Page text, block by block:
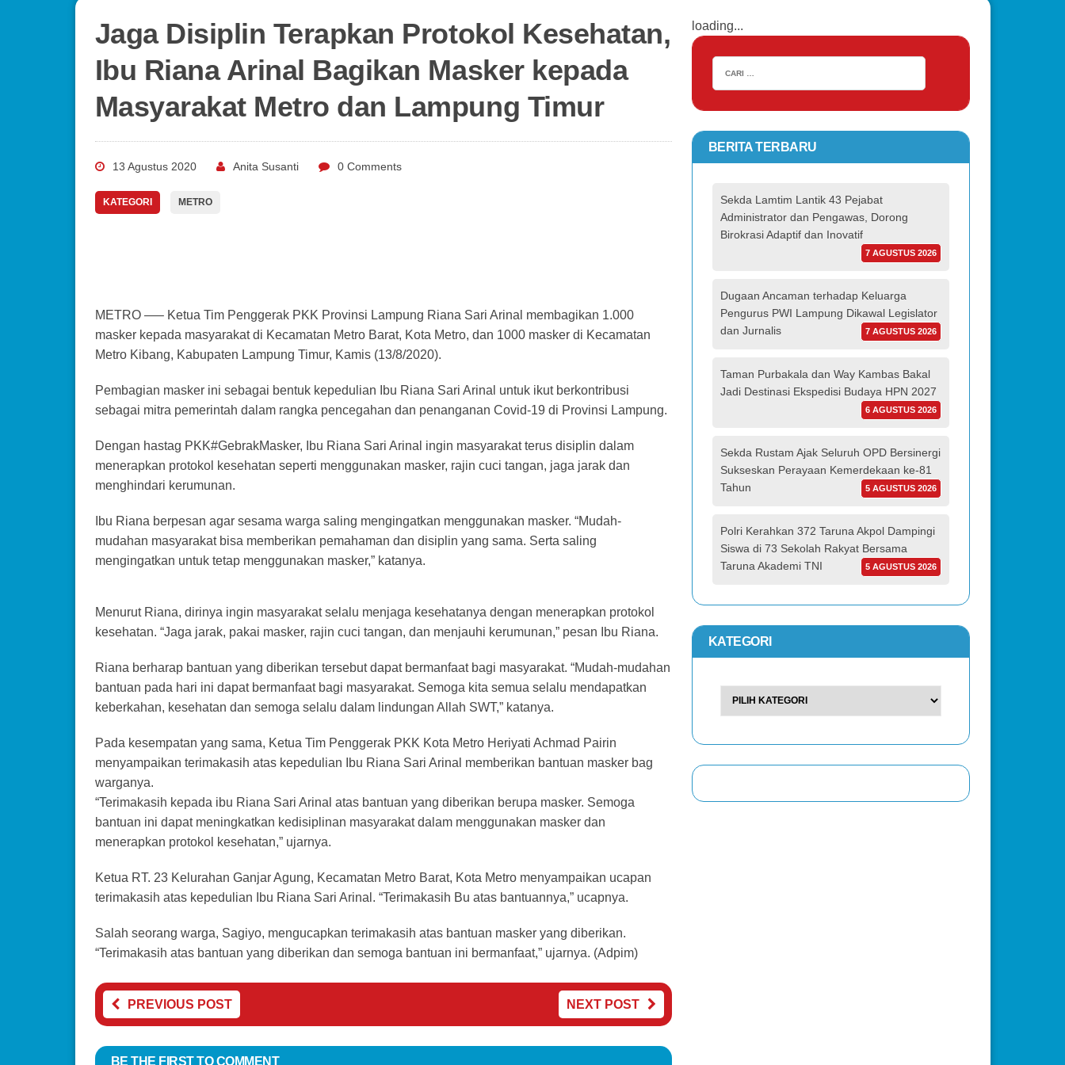
Jaga Disiplin Terapkan Protokol Kesehatan,
Ibu Riana Arinal Bagikan Masker kepada
Masyarakat Metro dan Lampung Timur
13 Agustus 2020 Anita Susanti 0 Comments
KATEGORI METRO
METRO —– Ketua Tim Penggerak PKK Provinsi Lampung Riana Sari Arinal membagikan 1.000
masker kepada masyarakat di Kecamatan Metro Barat, Kota Metro, dan 1000 masker di Kecamatan
Metro Kibang, Kabupaten Lampung Timur, Kamis (13/8/2020).
Pembagian masker ini sebagai bentuk kepedulian Ibu Riana Sari Arinal untuk ikut berkontribusi
sebagai mitra pemerintah dalam rangka pencegahan dan penanganan Covid-19 di Provinsi Lampung.
Dengan hastag PKK#GebrakMasker, Ibu Riana Sari Arinal ingin masyarakat terus disiplin dalam
menerapkan protokol kesehatan seperti menggunakan masker, rajin cuci tangan, jaga jarak dan
menghindari kerumunan.
Ibu Riana berpesan agar sesama warga saling mengingatkan menggunakan masker. “Mudah-
mudahan masyarakat bisa memberikan pemahaman dan disiplin yang sama. Serta saling
mengingatkan untuk tetap menggunakan masker,” katanya.
Menurut Riana, dirinya ingin masyarakat selalu menjaga kesehatanya dengan menerapkan protokol
kesehatan. “Jaga jarak, pakai masker, rajin cuci tangan, dan menjauhi kerumunan,” pesan Ibu Riana.
Riana berharap bantuan yang diberikan tersebut dapat bermanfaat bagi masyarakat. “Mudah-mudahan
bantuan pada hari ini dapat bermanfaat bagi masyarakat. Semoga kita semua selalu mendapatkan
keberkahan, kesehatan dan semoga selalu dalam lindungan Allah SWT,” katanya.
Pada kesempatan yang sama, Ketua Tim Penggerak PKK Kota Metro Heriyati Achmad Pairin
menyampaikan terimakasih atas kepedulian Ibu Riana Sari Arinal memberikan bantuan masker bag
warganya.
“Terimakasih kepada ibu Riana Sari Arinal atas bantuan yang diberikan berupa masker. Semoga
bantuan ini dapat meningkatkan kedisiplinan masyarakat dalam menggunakan masker dan
menerapkan protokol kesehatan,” ujarnya.
Ketua RT. 23 Kelurahan Ganjar Agung, Kecamatan Metro Barat, Kota Metro menyampaikan ucapan
terimakasih atas kepedulian Ibu Riana Sari Arinal. “Terimakasih Bu atas bantuannya,” ucapnya.
Salah seorang warga, Sagiyo, mengucapkan terimakasih atas bantuan masker yang diberikan.
“Terimakasih atas bantuan yang diberikan dan semoga bantuan ini bermanfaat,” ujarnya. (Adpim)
PREVIOUS POST NEXT POST
BE THE FIRST TO COMMENT
loading...
BERITA TERBARU
Sekda Lamtim Lantik 43 Pejabat
Administrator dan Pengawas, Dorong
Birokrasi Adaptif dan Inovatif
7 AGUSTUS 2026
Dugaan Ancaman terhadap Keluarga
Pengurus PWI Lampung Dikawal Legislator
dan Jurnalis
7 AGUSTUS 2026
Taman Purbakala dan Way Kambas Bakal
Jadi Destinasi Ekspedisi Budaya HPN 2027
6 AGUSTUS 2026
Sekda Rustam Ajak Seluruh OPD Bersinergi
Sukseskan Perayaan Kemerdekaan ke-81
Tahun
5 AGUSTUS 2026
Polri Kerahkan 372 Taruna Akpol Dampingi
Siswa di 73 Sekolah Rakyat Bersama
Taruna Akademi TNI
5 AGUSTUS 2026
KATEGORI